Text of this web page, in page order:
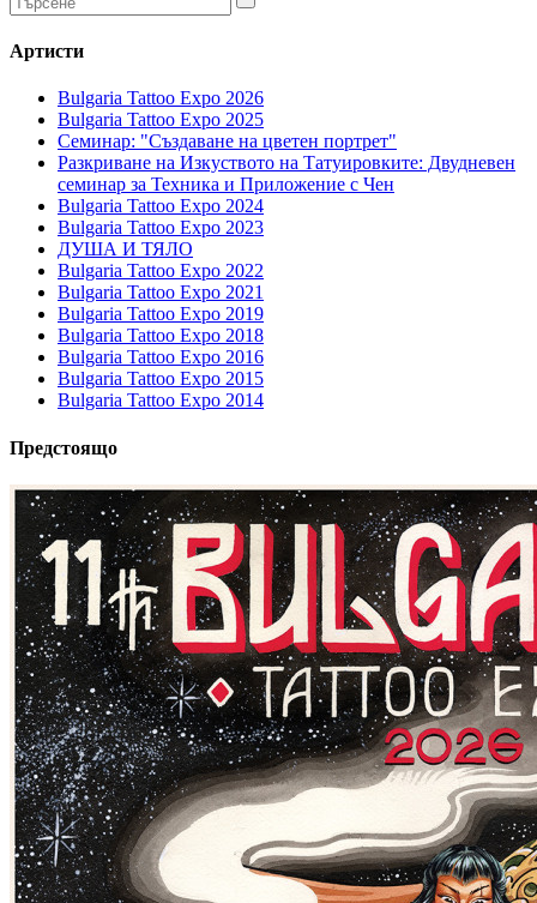
Артисти
Bulgaria Tattoo Expo 2026
Bulgaria Tattoo Expo 2025
Семинар: "Създаване на цветен портрет"
Разкриване на Изкуството на Татуировките: Двудневен
семинар за Техника и Приложение с Чен
Bulgaria Tattoo Expo 2024
Bulgaria Tattoo Expo 2023
ДУША И ТЯЛО
Bulgaria Tattoo Expo 2022
Bulgaria Tattoo Expo 2021
Bulgaria Tattoo Expo 2019
Bulgaria Tattoo Expo 2018
Bulgaria Tattoo Expo 2016
Bulgaria Tattoo Expo 2015
Bulgaria Tattoo Expo 2014
Предстоящо